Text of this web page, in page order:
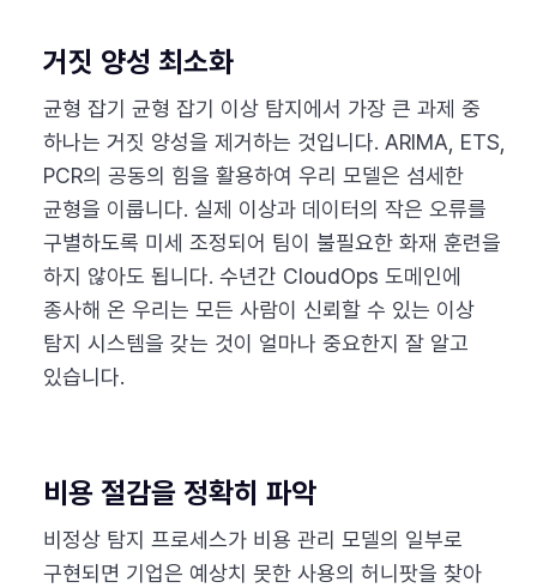
거짓 양성 최소화
균형 잡기 균형 잡기 이상 탐지에서 가장 큰 과제 중
하나는 거짓 양성을 제거하는 것입니다. ARIMA, ETS,
PCR의 공동의 힘을 활용하여 우리 모델은 섬세한
균형을 이룹니다. 실제 이상과 데이터의 작은 오류를
구별하도록 미세 조정되어 팀이 불필요한 화재 훈련을
하지 않아도 됩니다. 수년간 CloudOps 도메인에
종사해 온 우리는 모든 사람이 신뢰할 수 있는 이상
탐지 시스템을 갖는 것이 얼마나 중요한지 잘 알고
있습니다.
비용 절감을 정확히 파악
비정상 탐지 프로세스가 비용 관리 모델의 일부로
구현되면 기업은 예상치 못한 사용의 허니팟을 찾아